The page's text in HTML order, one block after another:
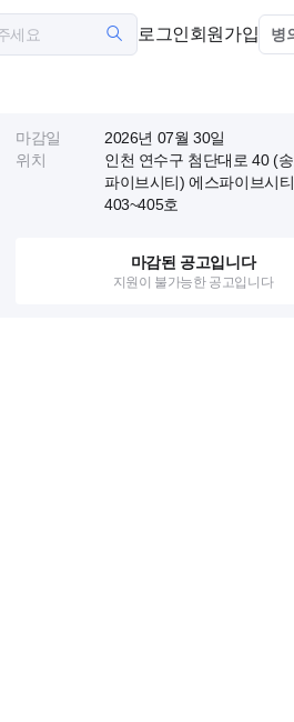
로그인회원가입 병
마감일
2026년 07월 30일
위치
인천 연수구 첨단대로 40 (
파이브시티) 에스파이브시
403~405호
마감된 공고입니다
지원이 불가능한 공고입니다